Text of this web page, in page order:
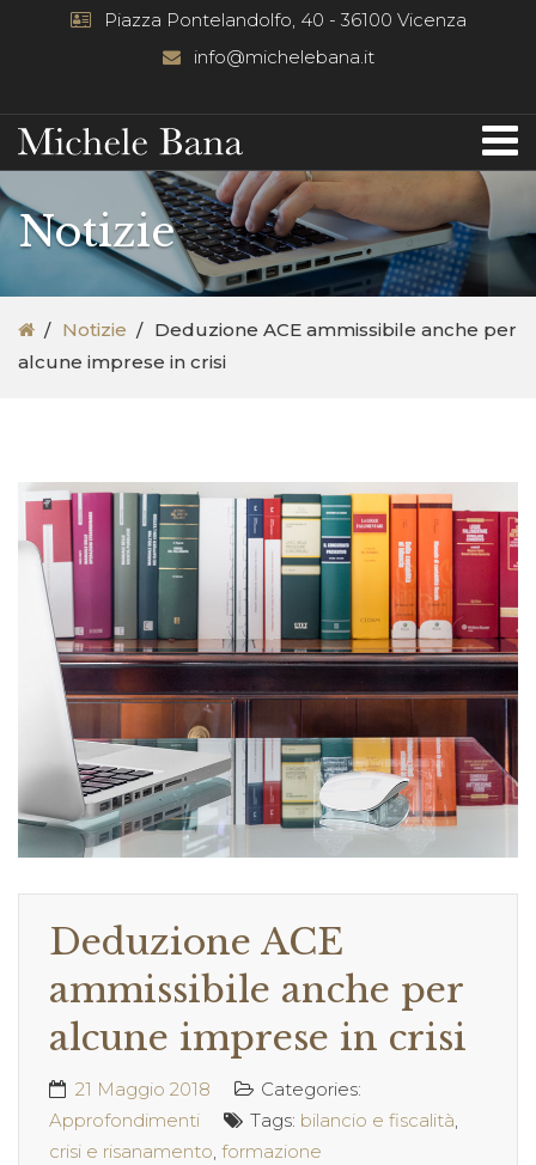
Piazza Pontelandolfo, 40 - 36100 Vicenza
info@michelebana.it
Notizie
Notizie
Deduzione ACE ammissibile anche per
alcune imprese in crisi
Deduzione ACE
ammissibile anche per
alcune imprese in crisi
21 Maggio 2018
Categories:
Approfondimenti
Tags: bilancio e fiscalità
crisi e risanamento formazione